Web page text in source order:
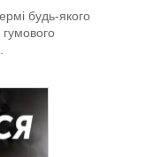
будь-якого